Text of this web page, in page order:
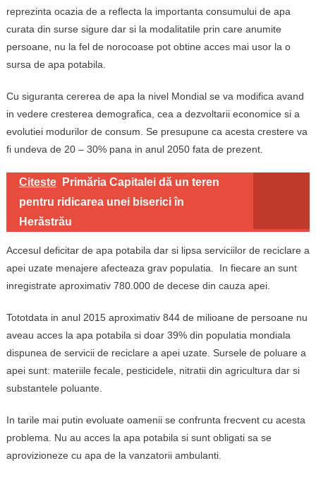
reprezinta ocazia de a reflecta la importanta consumului de apa
curata din surse sigure dar si la modalitatile prin care anumite
persoane, nu la fel de norocoase pot obtine acces mai usor la o
sursa de apa potabila.
Cu siguranta cererea de apa la nivel Mondial se va modifica avand
in vedere cresterea demografica, cea a dezvoltarii economice si a
evolutiei modurilor de consum. Se presupune ca acesta crestere va
fi undeva de 20 – 30% pana in anul 2050 fata de prezent.
Citeste
Primăria Capitalei dă un teren
pentru ridicarea unei biserici în
Herăstrău
Accesul deficitar de apa potabila dar si lipsa serviciilor de reciclare a
apei uzate menajere afecteaza grav populatia. In fiecare an sunt
inregistrate aproximativ 780.000 de decese din cauza apei.
Tototdata in anul 2015 aproximativ 844 de milioane de persoane nu
aveau acces la apa potabila si doar 39% din populatia mondiala
dispunea de servicii de reciclare a apei uzate. Sursele de poluare a
apei sunt: materiile fecale, pesticidele, nitratii din agricultura dar si
substantele poluante.
In tarile mai putin evoluate oamenii se confrunta frecvent cu acesta
problema. Nu au acces la apa potabila si sunt obligati sa se
aprovizioneze cu apa de la vanzatorii ambulanti.